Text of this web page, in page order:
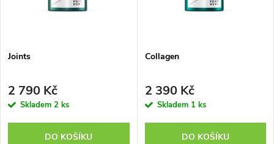
p
r
o
s
p
r
Joints
2 790 Kč
Skladem 2 ks
DO KOŠÍKU
Collagen
2 390 Kč
Skladem 1 ks
DO KOŠÍKU